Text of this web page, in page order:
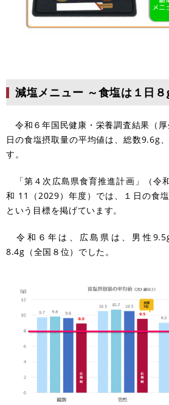
減塩メニュー ～食塩は１日８
令和６年国民健康・栄養調査結果（
日の食塩摂取量の平均値は、総数9.6g
す。
「第４次広島県食育推進計画」（令
和 11（2029）年度）では、１日の食
という目標を掲げています。
令和６年は、広島県は、男性
8.4g（全国８位）でした。